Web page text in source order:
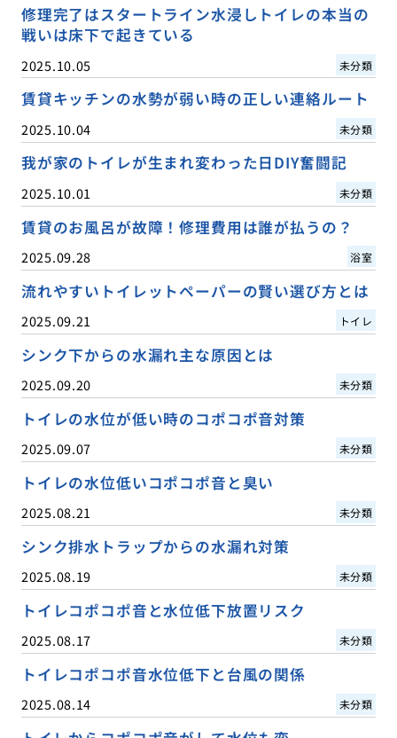
修理完了はスタートライン水浸しトイレの本当の
戦いは床下で起きている
2025.10.05 未分類
賃貸キッチンの水勢が弱い時の正しい連絡ルート
2025.10.04 未分類
我が家のトイレが生まれ変わった日DIY奮闘記
2025.10.01 未分類
賃貸のお風呂が故障！修理費用は誰が払うの？
2025.09.28 浴室
流れやすいトイレットペーパーの賢い選び方とは
2025.09.21 トイレ
シンク下からの水漏れ主な原因とは
2025.09.20 未分類
トイレの水位が低い時のコポコポ音対策
2025.09.07 未分類
トイレの水位低いコポコポ音と臭い
2025.08.21 未分類
シンク排水トラップからの水漏れ対策
2025.08.19 未分類
トイレコポコポ音と水位低下放置リスク
2025.08.17 未分類
トイレコポコポ音水位低下と台風の関係
2025.08.14 未分類